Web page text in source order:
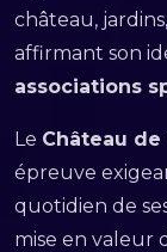
château,
affirmant son
associations
Le Château de
épreuve
quotidien de
mise en valeur